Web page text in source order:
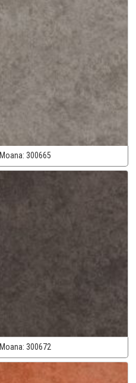
Moana: 300665
Moana: 300672